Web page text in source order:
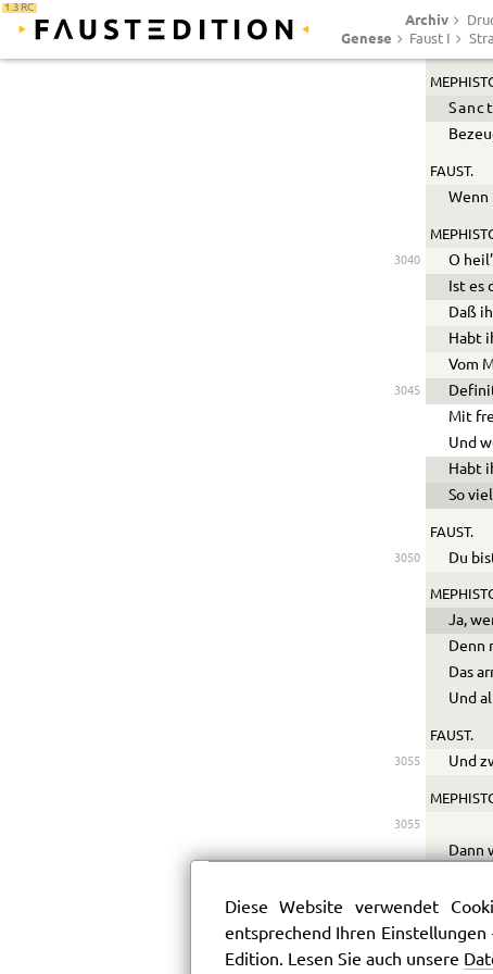
1.3 RC
Archiv
Genese Faust I
FAUST.
Sehr
FAUST.
Wenn
3040
O
Ist es
Daß
Habt
Vom
3045
Mit
Und
Habt
So
FAUST.
3050 Du
Ja,
Denn
Das
Und
FAUST.
3055 Und
3055
Dann
Wird
FAUST.
Laß
Diese Website verwendet
entsprechend Ihren
Edition. Lesen Sie auch unsere